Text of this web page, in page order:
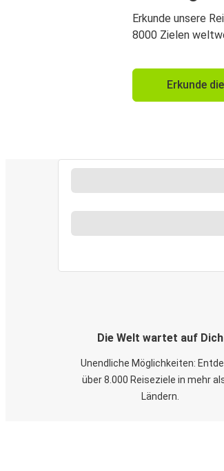
Erkunde unsere
8000 Zielen
Erkunde
Die Welt wartet auf Dich
Unendliche Möglichkeiten:
über 8.000 Reiseziele in mehr
Ländern.